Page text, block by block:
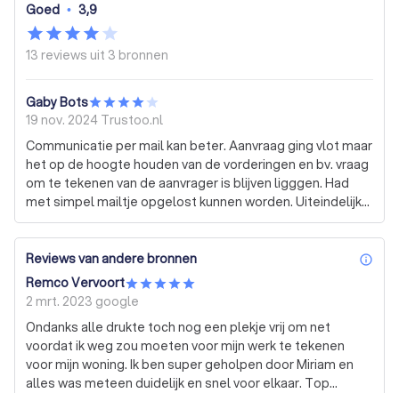
Goed • 3,9
13 reviews uit 3 bronnen
Gaby Bots
19 nov. 2024 Trustoo.nl
Communicatie per mail kan beter. Aanvraag ging vlot maar
het op de hoogte houden van de vorderingen en bv. vraag
om te tekenen van de aanvrager is blijven ligggen. Had
met simpel mailtje opgelost kunnen worden. Uiteindelijke
verklaring lag te wachten.
Reviews van andere bronnen
Remco Vervoort
2 mrt. 2023 google
Ondanks alle drukte toch nog een plekje vrij om net
voordat ik weg zou moeten voor mijn werk te tekenen
voor mijn woning. Ik ben super geholpen door Miriam en
alles was meteen duidelijk en snel voor elkaar. Top